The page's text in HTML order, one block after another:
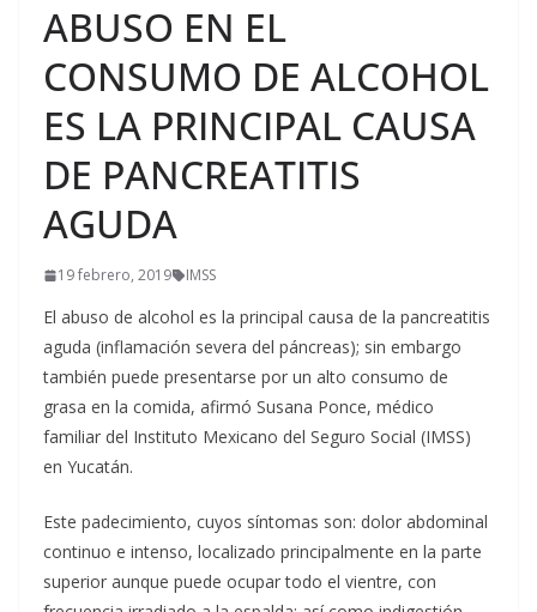
ABUSO EN EL
CONSUMO DE ALCOHOL
ES LA PRINCIPAL CAUSA
DE PANCREATITIS
AGUDA
19 febrero, 2019 IMSS
El abuso de alcohol es la principal causa de la pancreatitis
aguda (inflamación severa del páncreas); sin embargo
también puede presentarse por un alto consumo de
grasa en la comida, afirmó Susana Ponce, médico
familiar del Instituto Mexicano del Seguro Social (IMSS)
en Yucatán.
Este padecimiento, cuyos síntomas son: dolor abdominal
continuo e intenso, localizado principalmente en la parte
superior aunque puede ocupar todo el vientre, con